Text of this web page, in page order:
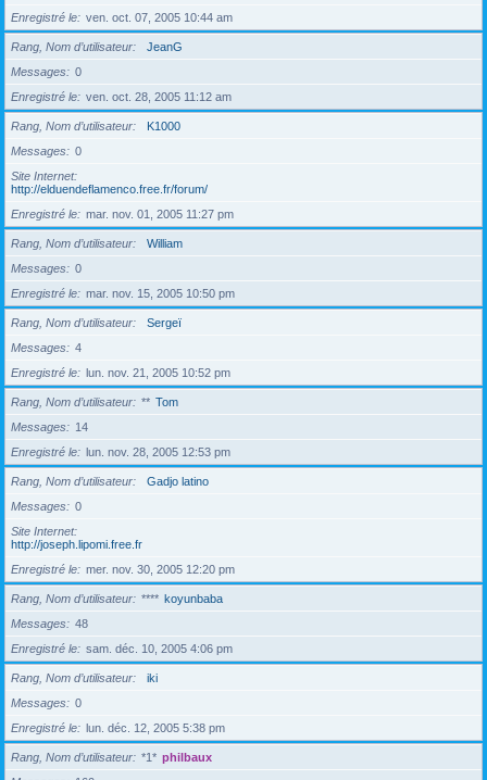
Enregistré le
ven. oct. 07, 2005 10:44 am
Rang, Nom d’utilisateur
JeanG
Messages
0
Enregistré le
ven. oct. 28, 2005 11:12 am
Rang, Nom d’utilisateur
K1000
Messages
0
Site Internet
http://elduendeflamenco.free.fr/forum/
Enregistré le
mar. nov. 01, 2005 11:27 pm
Rang, Nom d’utilisateur
William
Messages
0
Enregistré le
mar. nov. 15, 2005 10:50 pm
Rang, Nom d’utilisateur
Sergeï
Messages
4
Enregistré le
lun. nov. 21, 2005 10:52 pm
Rang, Nom d’utilisateur ** Tom
Messages
14
Enregistré le
lun. nov. 28, 2005 12:53 pm
Rang, Nom d’utilisateur
Gadjo latino
Messages
0
Site Internet
http://joseph.lipomi.free.fr
Enregistré le
mer. nov. 30, 2005 12:20 pm
Rang, Nom d’utilisateur **** koyunbaba
Messages
48
Enregistré le
sam. déc. 10, 2005 4:06 pm
Rang, Nom d’utilisateur
iki
Messages
0
Enregistré le
lun. déc. 12, 2005 5:38 pm
Rang, Nom d’utilisateur *1* philbaux